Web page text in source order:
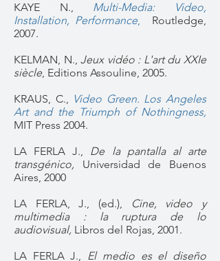
KAYE N., Multi-Media: Video,
Installation, Performance, Routledge,
2007.
KELMAN, N.,Jeux vidéo : L'art du XXIe
siècle, Editions Assouline, 2005.
KRAUS, C., Video Green. Los Angeles
Art and the Triumph of Nothingness,
MIT Press 2004.
LA FERLA J., De la pantalla al arte
transgénico, Universidad de Buenos
Aires, 2000
LA FERLA, J., (ed.),
Cine, video y
multimedia : la ruptura de lo
audiovisual, Libros del Rojas, 2001.
LA FERLA J., El medio es el diseño